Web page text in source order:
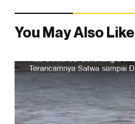
You May Also Like